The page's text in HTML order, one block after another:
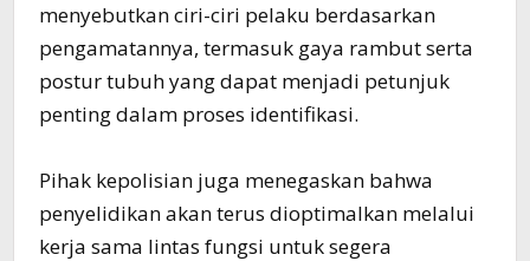
menyebutkan ciri-ciri pelaku berdasarkan
pengamatannya, termasuk gaya rambut serta
postur tubuh yang dapat menjadi petunjuk
penting dalam proses identifikasi.
Pihak kepolisian juga menegaskan bahwa
penyelidikan akan terus dioptimalkan melalui
kerja sama lintas fungsi untuk segera